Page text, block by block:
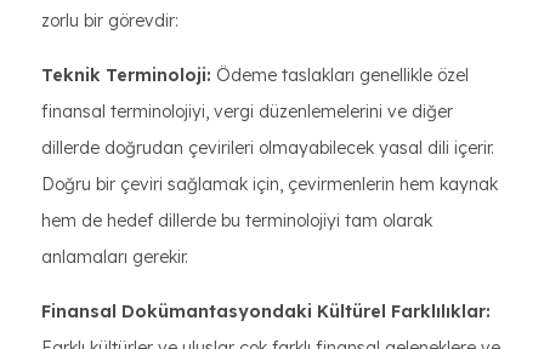
zorlu bir görevdir:
Teknik Terminoloji: Ödeme taslakları genellikle özel
finansal terminolojiyi, vergi düzenlemelerini ve diğer
dillerde doğrudan çevirileri olmayabilecek yasal dili içerir.
Doğru bir çeviri sağlamak için, çevirmenlerin hem kaynak
hem de hedef dillerde bu terminolojiyi tam olarak
anlamaları gerekir.
Finansal Dokümantasyondaki Kültürel Farklılıklar: